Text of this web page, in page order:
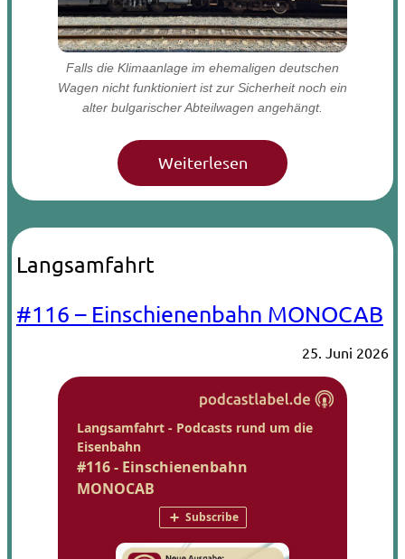
Falls die Klimaanlage im ehemaligen deutschen
Wagen nicht funktioniert ist zur Sicherheit noch ein
alter bulgarischer Abteilwagen angehängt.
Langsamfahrt
#116 – Einschienenbahn MONOCAB
25. Juni 2026